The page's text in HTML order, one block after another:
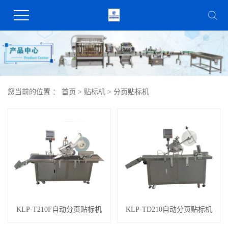
您当前的位置 ： 首页 > 贴标机 > 分页贴标机
KLP-T210F自动分页贴标机 KLP-TD210自动分页贴标机